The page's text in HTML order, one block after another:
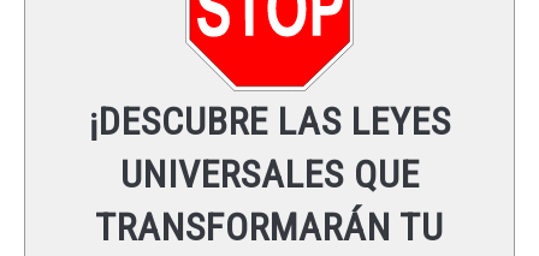
LEYES UNIVERSALES
RECURSOS
¡DESCUBRE LAS LEYES
UNIVERSALES QUE
TRANSFORMARÁN TU